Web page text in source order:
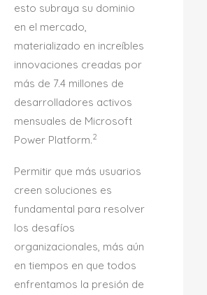
esto subraya su dominio
en el mercado,
materializado en increíbles
innovaciones creadas por
más de 7.4 millones de
desarrolladores activos
mensuales de Microsoft
Power Platform.2
Permitir que más usuarios
creen soluciones es
fundamental para resolver
los desafíos
organizacionales, más aún
en tiempos en que todos
enfrentamos la presión de